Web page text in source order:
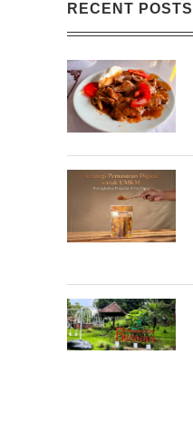
RECENT POSTS